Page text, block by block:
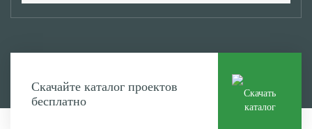
Скачайте каталог проектов
бесплатно
Скачать
каталог